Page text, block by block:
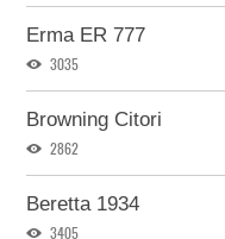
Erma ER 777
3035
Browning Citori
2862
Beretta 1934
3405